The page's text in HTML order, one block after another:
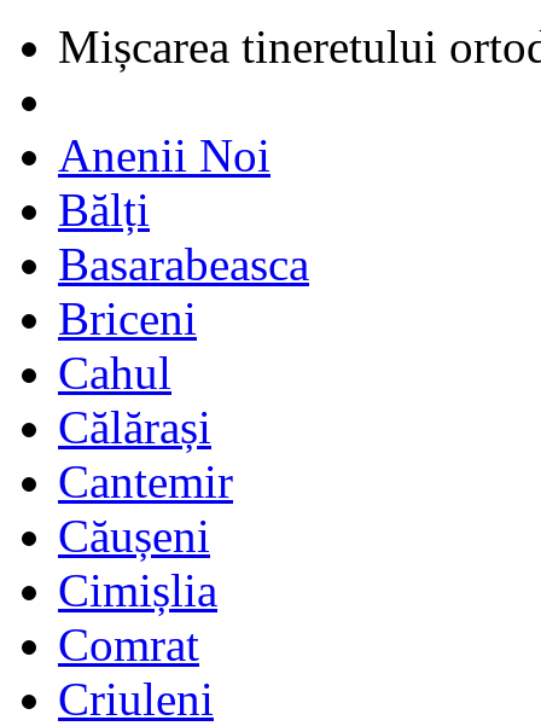
Mișcarea tineretului
Anenii Noi
Bălți
Basarabeasca
Briceni
Cahul
Călărași
Cantemir
Căușeni
Cimișlia
Comrat
Criuleni